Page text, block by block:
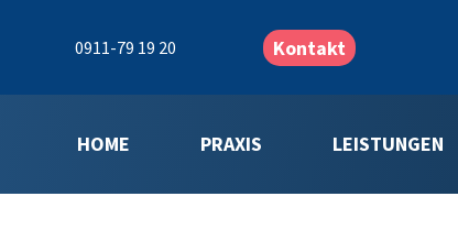
0911-79 19 20 Kontakt
HOME PRAXIS LEISTUNGEN